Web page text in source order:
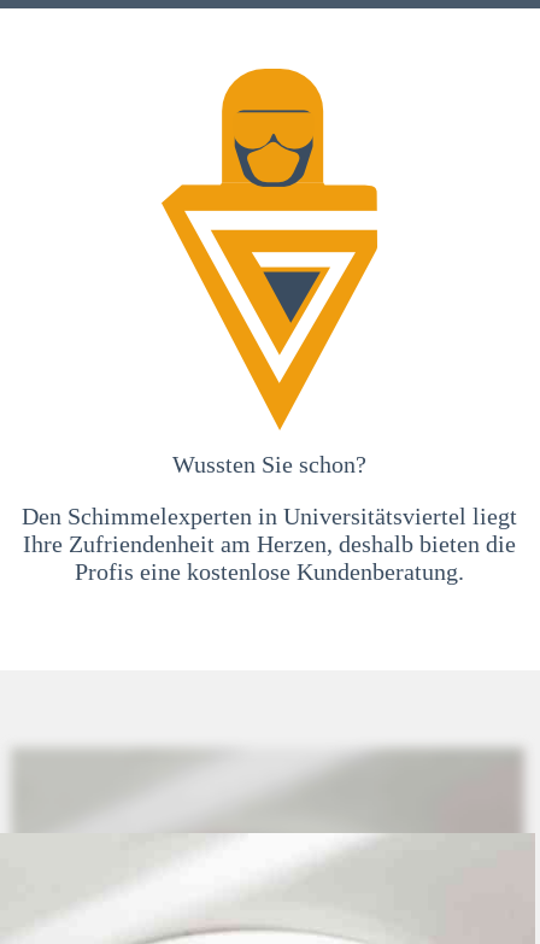
Wussten Sie schon?
Den Schimmelexperten in Universitätsviertel liegt
Ihre Zufriendenheit am Herzen, deshalb bieten die
Profis eine kostenlose Kundenberatung.